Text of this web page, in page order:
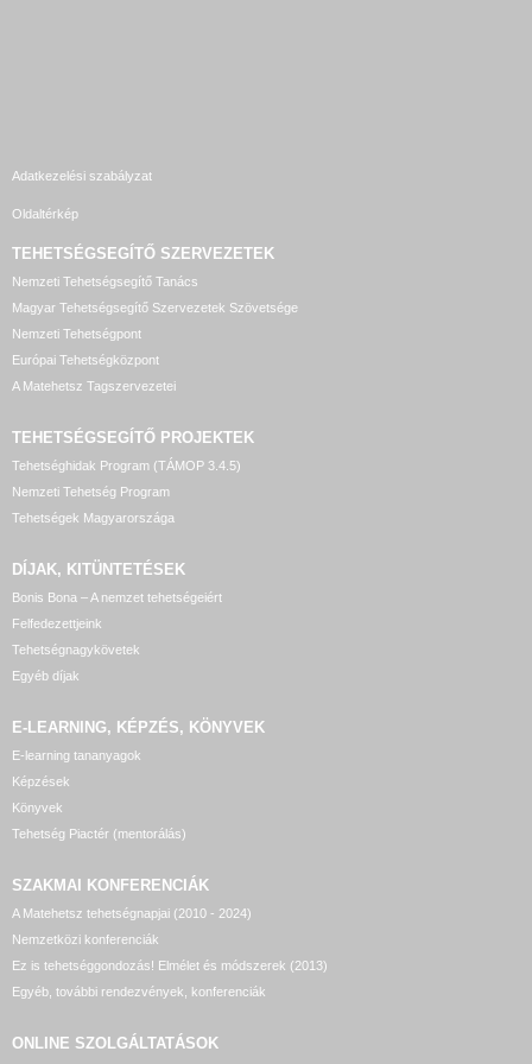
Adatkezelési szabályzat
Oldaltérkép
TEHETSÉGSEGÍTŐ SZERVEZETEK
Nemzeti Tehetségsegítő Tanács
Magyar Tehetségsegítő Szervezetek Szövetsége
Nemzeti Tehetségpont
Európai Tehetségközpont
A Matehetsz Tagszervezetei
TEHETSÉGSEGÍTŐ PROJEKTEK
Tehetséghidak Program (TÁMOP 3.4.5)
Nemzeti Tehetség Program
Tehetségek Magyarországa
DÍJAK, KITÜNTETÉSEK
Bonis Bona – A nemzet tehetségeiért
Felfedezettjeink
Tehetségnagykövetek
Egyéb díjak
E-LEARNING, KÉPZÉS, KÖNYVEK
E-learning tananyagok
Képzések
Könyvek
Tehetség Piactér (mentorálás)
SZAKMAI KONFERENCIÁK
A Matehetsz tehetségnapjai (2010 - 2024)
Nemzetközi konferenciák
Ez is tehetséggondozás! Elmélet és módszerek (2013)
Egyéb, további rendezvények, konferenciák
ONLINE SZOLGÁLTATÁSOK